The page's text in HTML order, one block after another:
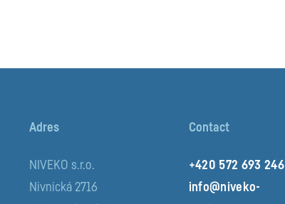
Adres
NIVEKO s.r.o.
Nivnická 2716
Contact
+420 572 693 246
info@niveko-